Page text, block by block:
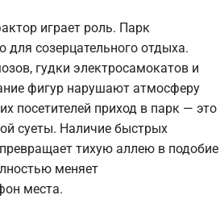
играет роль. Парк
созерцательного отдыха.
гудки электросамокатов и
фигур нарушают атмосферу
посетителей приход в парк — это
суеты. Наличие быстрых
тихую аллею в подобие
меняет
места.